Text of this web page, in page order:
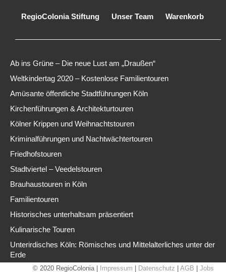
RegioColonia Stiftung Unser Team Warenkorb
Ab ins Grüne – Die neue Lust am „Draußen“
Weltkindertag 2020 – Kostenlose Familientouren
Amüsante öffentliche Stadtführungen Köln
Kirchenführungen & Architekturtouren
Kölner Krippen und Weihnachtstouren
Kriminalführungen und Nachtwächtertouren
Friedhofstouren
Stadtviertel – Veedelstouren
Brauhaustouren in Köln
Familientouren
Historisches unterhaltsam präsentiert
Kulinarische Touren
Unterirdisches Köln: Römisches und Mittelalterliches unter der
Erde
© 2020 RegioColonia Impressum Datenschutz AGB Jobs